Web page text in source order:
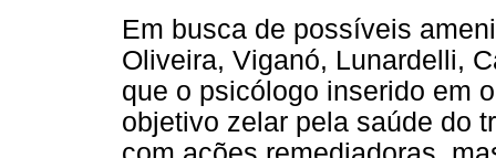
Em busca de possíveis
Oliveira, Viganó, Lunardelli,
que o psicólogo inserido em
objetivo zelar pela saúde do